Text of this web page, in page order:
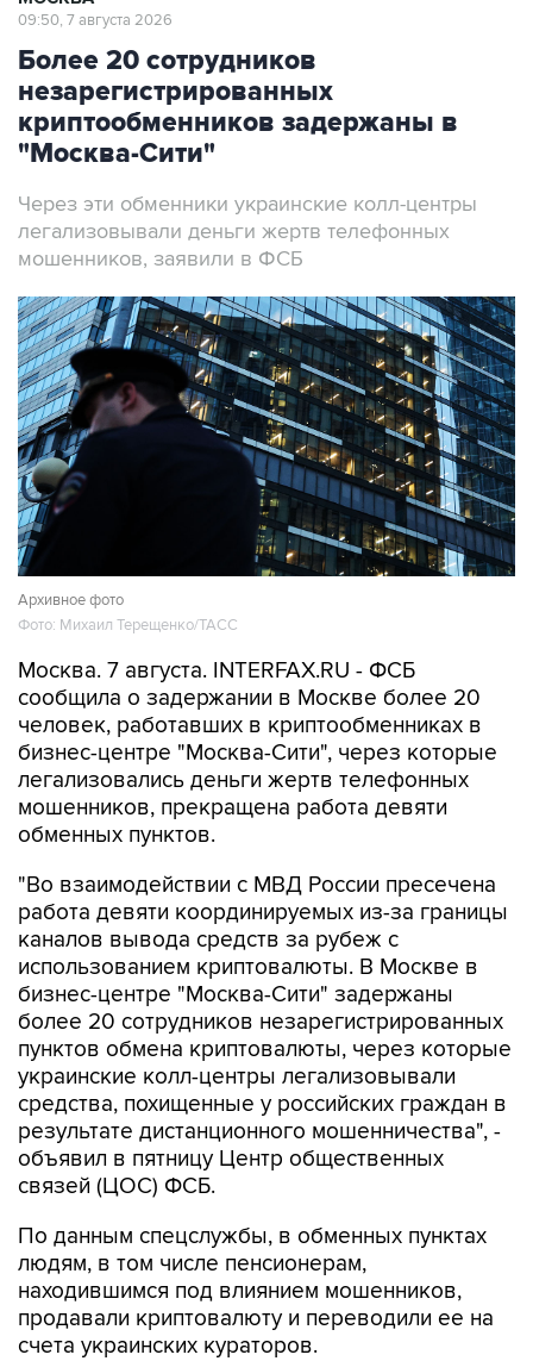
09:50, 7 августа 2026
Более 20 сотрудников
незарегистрированных
криптообменников задержаны в
"Москва-Сити"
Через эти обменники украинские колл-центры
легализовывали деньги жертв телефонных
мошенников, заявили в ФСБ
Архивное фото
Фото: Михаил Терещенко/ТАСС
Москва. 7 августа. INTERFAX.RU - ФСБ
сообщила о задержании в Москве более 20
человек, работавших в криптообменниках в
бизнес-центре "Москва-Сити", через которые
легализовались деньги жертв телефонных
мошенников, прекращена работа девяти
обменных пунктов.
"Во взаимодействии с МВД России пресечена
работа девяти координируемых из-за границы
каналов вывода средств за рубеж с
использованием криптовалюты. В Москве в
бизнес-центре "Москва-Сити" задержаны
более 20 сотрудников незарегистрированных
пунктов обмена криптовалюты, через которые
украинские колл-центры легализовывали
средства, похищенные у российских граждан в
результате дистанционного мошенничества", -
объявил в пятницу Центр общественных
связей (ЦОС) ФСБ.
По данным спецслужбы, в обменных пунктах
людям, в том числе пенсионерам,
находившимся под влиянием мошенников,
продавали криптовалюту и переводили ее на
счета украинских кураторов.